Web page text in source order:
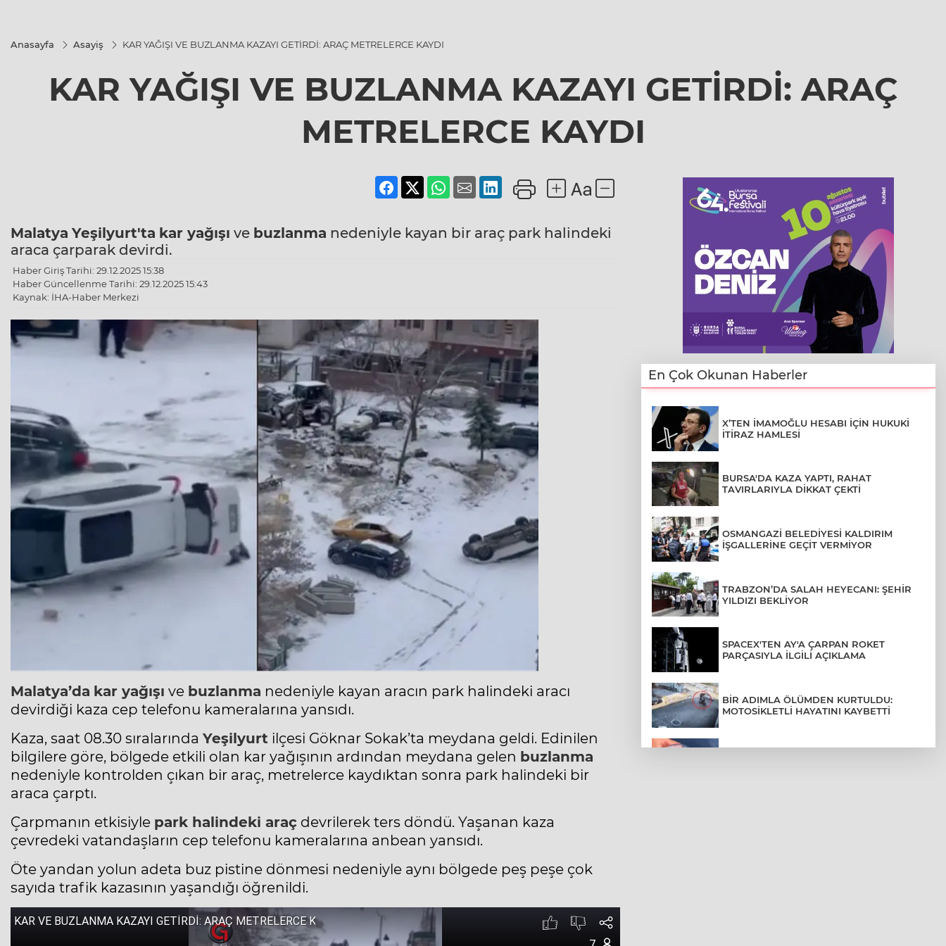
Anasayfa Asayiş KAR YAĞIŞI VE BUZLANMA KAZAYI GETİRDİ: ARAÇ METRELERCE KAYDI
KAR YAĞIŞI VE BUZLANMA KAZAYI GETİRDİ: ARAÇ
METRELERCE KAYDI
Malatya Yeşilyurt'ta kar yağışı ve buzlanma nedeniyle kayan bir araç park halindeki
araca çarparak devirdi.
Haber Giriş Tarihi: 29.12.2025 15:38
Haber Güncellenme Tarihi: 29.12.2025 15:43
Kaynak: İHA-Haber Merkezi
Malatya’da kar yağışı ve buzlanma nedeniyle kayan aracın park halindeki aracı
devirdiği kaza cep telefonu kameralarına yansıdı.
Kaza, saat 08.30 sıralarında Yeşilyurt ilçesi Göknar Sokak’ta meydana geldi. Edinilen
bilgilere göre, bölgede etkili olan kar yağışının ardından meydana gelen buzlanma
nedeniyle kontrolden çıkan bir araç, metrelerce kaydıktan sonra park halindeki bir
araca çarptı.
Çarpmanın etkisiyle park halindeki araç devrilerek ters döndü. Yaşanan kaza
çevredeki vatandaşların cep telefonu kameralarına anbean yansıdı.
Öte yandan yolun adeta buz pistine dönmesi nedeniyle aynı bölgede peş peşe çok
sayıda trafik kazasının yaşandığı öğrenildi.
En Çok Okunan Haberler
X’TEN İMAMOĞLU HESABI İÇİN HUKUKİ
İTİRAZ HAMLESİ
BURSA'DA KAZA YAPTI, RAHAT
TAVIRLARIYLA DİKKAT ÇEKTİ
OSMANGAZİ BELEDİYESİ KALDIRIM
İŞGALLERİNE GEÇİT VERMİYOR
TRABZON’DA SALAH HEYECANI: ŞEHİR
YILDIZI BEKLİYOR
SPACEX'TEN AY'A ÇARPAN ROKET
PARÇASIYLA İLGİLİ AÇIKLAMA
BİR ADIMLA ÖLÜMDEN KURTULDU:
MOTOSİKLETLİ HAYATINI KAYBETTİ